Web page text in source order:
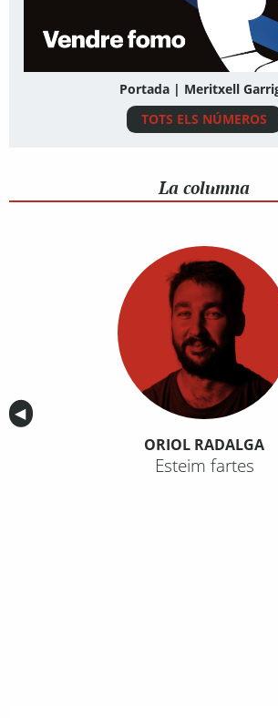
Portada | Meritxell
TOTS ELS NÚMEROS
La columna
Anterior
◀︎
ORIOL RADALGA
Esteim fartes